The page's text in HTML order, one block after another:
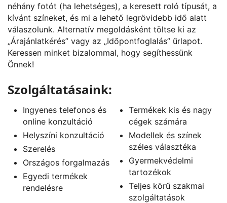
néhány fotót (ha lehetséges), a keresett roló típusát, a
kívánt színeket, és mi a lehető legrövidebb idő alatt
válaszolunk. Alternatív megoldásként töltse ki az
„Árajánlatkérés” vagy az „Időpontfoglalás” űrlapot.
Keressen minket bizalommal, hogy segíthessünk
Önnek!
Szolgáltatásaink:
Ingyenes telefonos és
online konzultáció
Helyszíni konzultáció
Szerelés
Országos forgalmazás
Egyedi termékek
rendelésre
Termékek kis és nagy
cégek számára
Modellek és színek
széles választéka
Gyermekvédelmi
tartozékok
Teljes körű szakmai
szolgáltatások